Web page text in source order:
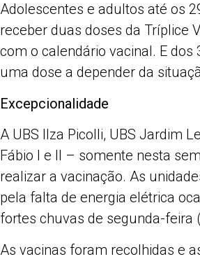
Adolescentes e adultos até os
receber duas doses da Tríplice
com o calendário vacinal. E dos
uma dose a depender da
Excepcionalidade
A UBS Ilza Picolli, UBS Jardim
Fábio I e II – somente nesta
realizar a vacinação. As
pela falta de energia elétrica
fortes chuvas de segunda-feira
As vacinas foram recolhidas e